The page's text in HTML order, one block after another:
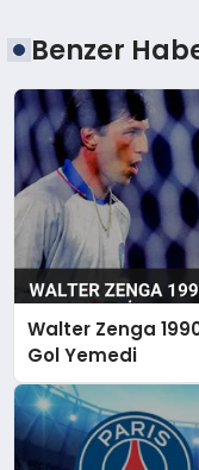
Benzer
Walter Zenga
Gol Yemedi